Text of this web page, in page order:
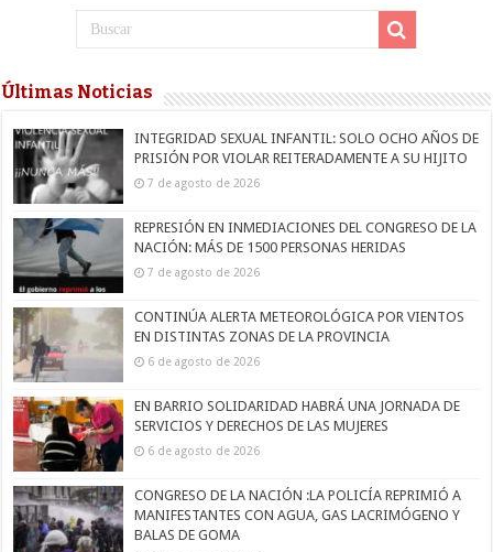
Últimas Noticias
INTEGRIDAD SEXUAL INFANTIL: SOLO OCHO AÑOS DE
PRISIÓN POR VIOLAR REITERADAMENTE A SU HIJITO
7 de agosto de 2026
REPRESIÓN EN INMEDIACIONES DEL CONGRESO DE LA
NACIÓN: MÁS DE 1500 PERSONAS HERIDAS
7 de agosto de 2026
CONTINÚA ALERTA METEOROLÓGICA POR VIENTOS
EN DISTINTAS ZONAS DE LA PROVINCIA
6 de agosto de 2026
EN BARRIO SOLIDARIDAD HABRÁ UNA JORNADA DE
SERVICIOS Y DERECHOS DE LAS MUJERES
6 de agosto de 2026
CONGRESO DE LA NACIÓN :LA POLICÍA REPRIMIÓ A
MANIFESTANTES CON AGUA, GAS LACRIMÓGENO Y
BALAS DE GOMA